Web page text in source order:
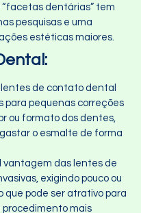
“facetas dentárias” tem
pesquisas e uma
estéticas maiores.
lentes de contato dental
para pequenas correções
ou formato dos dentes,
o esmalte de forma
vantagem das lentes de
exigindo pouco ou
pode ser atrativo para
mais